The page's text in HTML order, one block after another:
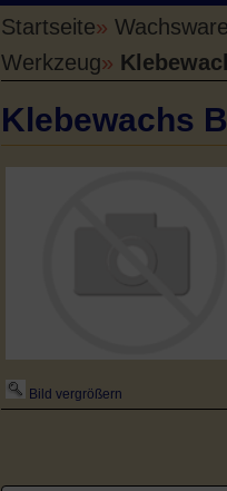
Startseite»
Werkzeug»
Klebewachs
Bild vergrößern